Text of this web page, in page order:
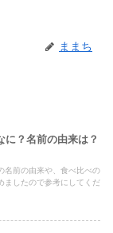
ままち
に？名前の由来は？
名前の由来や、食べ比べの
ましたので参考にしてくだ